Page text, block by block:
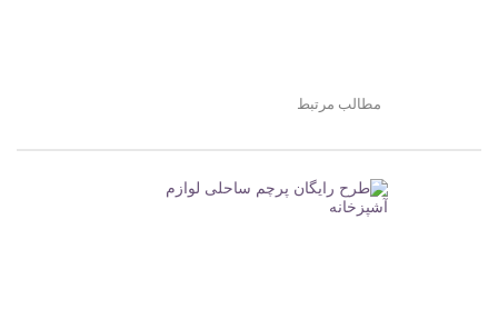
مطالب مرتبط